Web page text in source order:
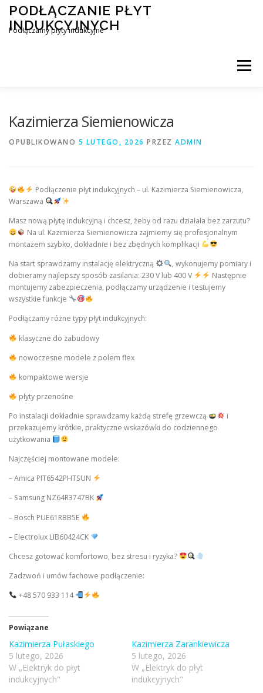
Przejdź
treści
PODŁĄCZANIE PŁYT
INDUKCYJNYCH
Podłączamy płyty indukcyjne
Menu
Kazimierza Siemienowicza
OPUBLIKOWANO 5 LUTEGO, 2026 PRZEZ ADMIN
Podłączenie płyt indukcyjnych – ul. Kazimierza Siemienowicza,
Warszawa
Masz nową płytę indukcyjną i chcesz, żeby od razu działała bez zarzutu?
Na ul. Kazimierza Siemienowicza zajmiemy się profesjonalnym
montażem szybko, dokładnie i bez zbędnych komplikacji
Na start sprawdzamy instalację elektryczną
, wykonujemy pomiary i
dobieramy najlepszy sposób zasilania: 230 V lub 400 V
Następnie
montujemy zabezpieczenia, podłączamy urządzenie i testujemy
wszystkie funkcje
Podłączamy różne typy płyt indukcyjnych:
klasyczne do zabudowy
nowoczesne modele z polem flex
kompaktowe wersje
płyty przenośne
Po instalacji dokładnie sprawdzamy każdą strefę grzewczą
i
przekazujemy krótkie, praktyczne wskazówki do codziennego
użytkowania
Najczęściej montowane modele:
– Amica PIT6542PHTSUN
– Samsung NZ64R3747BK
– Bosch PUE61RBB5E
– Electrolux LIB60424CK
Chcesz gotować komfortowo, bez stresu i ryzyka?
Zadzwoń i umów fachowe podłączenie:
+48 570 933 114
Powiązane
Kazimierza Pułaskiego
5 lutego, 2026
W „Elektryk do płyt
indukcyjnych"
Kazimierza Zarankiewicza
5 lutego, 2026
W „Elektryk do płyt
indukcyjnych"